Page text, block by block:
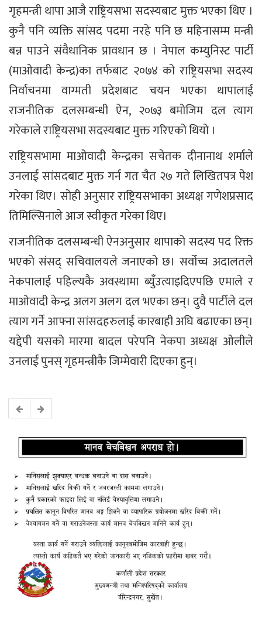
गृहमन्त्री थापा आजै राष्ट्रियसभा सदस्यबाट मुक्त भएका थिए ।
कुनै पनि व्यक्ति सांसद पदमा नरहे पनि छ महिनासम्म मन्त्री
बन्न पाउने संवैधानिक प्रावधान छ । नेपाल कम्युनिस्ट पार्टी
(माओवादी केन्द्र)का तर्फबाट २०७४ को राष्ट्रियसभा सदस्य
निर्वाचनमा वाग्मती प्रदेशबाट चयन भएका थापालाई
राजनीतिक दलसम्बन्धी ऐन, २०७३ बमोजिम दल त्याग
गरेकाले राष्ट्रियसभा सदस्यबाट मुक्त गरिएको थियो ।
राष्ट्रियसभामा माओवादी केन्द्रका सचेतक दीनानाथ शर्माले
उनलाई सांसदबाट मुक्त गर्न गत चैत २७ गते लिखितपत्र पेश
गरेका थिए। सोही अनुसार राष्ट्रियसभाका अध्यक्ष गणेशप्रसाद
तिमिल्सिनाले आज स्वीकृत गरेका थिए।
राजनीतिक दलसम्बन्धी ऐनअनुसार थापाको सदस्य पद रिक्त
भएको संसद् सचिवालयले जनाएको छ। सर्वोच्च अदालतले
नेकपालाई पहिल्यकै अवस्थामा ब्युँउत्याइदिएपछि एमाले र
माओवादी केन्द्र अलग अलग दल भएका छन्। दुवै पार्टीले दल
त्याग गर्ने आफ्ना सांसदहरुलाई कारबाही अघि बढाएका छन्।
यद्देपी यसको मारमा बादल परेपनि नेकपा अध्यक्ष ओलीले
उनलाई पुनस् गृहमन्त्रीकै जिम्मेवारी दिएका हुन्।